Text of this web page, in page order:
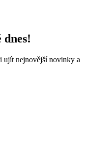
dnes!
ujít nejnovější novinky a